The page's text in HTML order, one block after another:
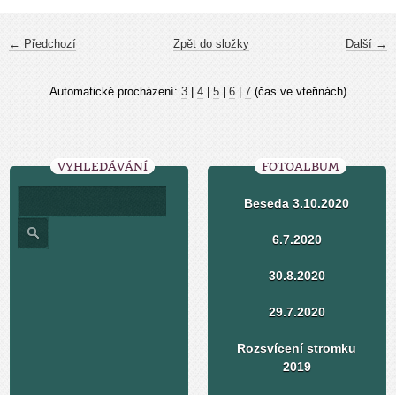
← Předchozí Další →
Zpět do složky
Automatické procházení: 3 4 5 6 7 (čas ve vteřinách)
VYHLEDÁVÁNÍ FOTOALBUM
Beseda 3.10.2020
6.7.2020
30.8.2020
29.7.2020
Rozsvícení stromku
2019